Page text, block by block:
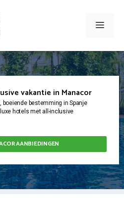
Menu
vakantie in Manacor
boeiende bestemming in Spanje
hotels met all-inclusive
AANBIEDINGEN